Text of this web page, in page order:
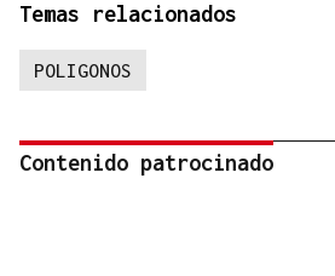
Temas relacionados
POLIGONOS
Contenido patrocinado